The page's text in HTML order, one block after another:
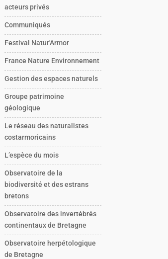
acteurs privés
Communiqués
Festival Natur'Armor
France Nature Environnement
Gestion des espaces naturels
Groupe patrimoine
géologique
Le réseau des naturalistes
costarmoricains
L’espèce du mois
Observatoire de la
biodiversité et des estrans
bretons
Observatoire des invertébrés
continentaux de Bretagne
Observatoire herpétologique
de Bretagne